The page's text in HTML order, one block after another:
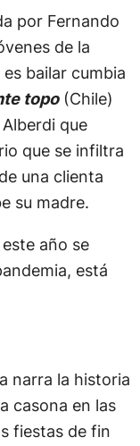
por Fernando
de la
bailar cumbia
topo(Chile)
que
que se infiltra
una clienta
su madre.
año se
está
narra la historia
casona en las
fiestas de fin